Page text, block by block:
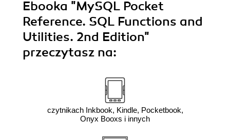
Ebooka "MySQL Pocket
Reference. SQL Functions and
Utilities. 2nd Edition"
przeczytasz na:
czytnikach Inkbook, Kindle, Pocketbook,
Onyx Booxs i innych